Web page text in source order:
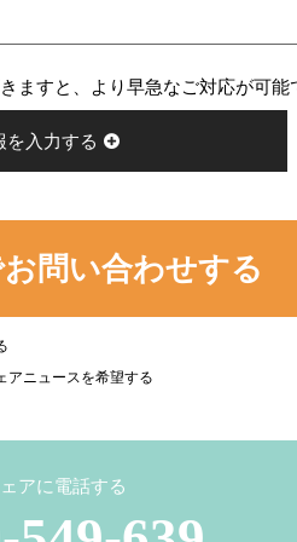
ますと、より早急なご対応が可能
を入力する
問い合わせする
アニュースを希望する
アに電話する